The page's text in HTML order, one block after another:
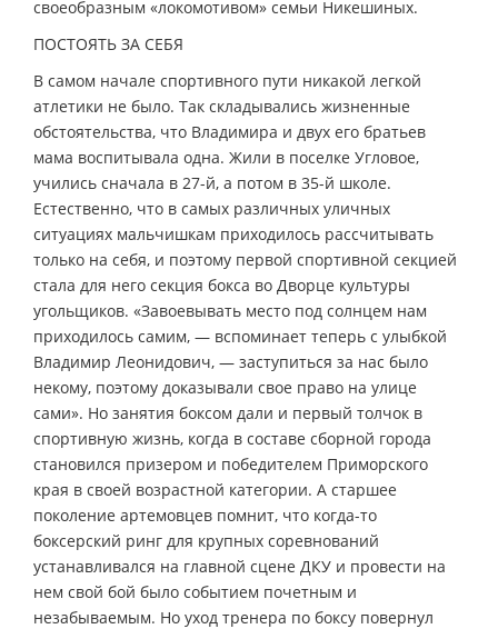
своеобразным «локомотивом» семьи Никешиных.
ПОСТОЯТЬ ЗА СЕБЯ
В самом начале спортивного пути никакой легкой
атлетики не было. Так складывались жизненные
обстоятельства, что Владимира и двух его братьев
мама воспитывала одна. Жили в поселке Угловое,
учились сначала в 27-й, а потом в 35-й школе.
Естественно, что в самых различных уличных
ситуациях мальчишкам приходилось рассчитывать
только на себя, и поэтому первой спортивной секцией
стала для него секция бокса во Дворце культуры
угольщиков. «Завоевывать место под солнцем нам
приходилось самим, — вспоминает теперь с улыбкой
Владимир Леонидович, — заступиться за нас было
некому, поэтому доказывали свое право на улице
сами». Но занятия боксом дали и первый толчок в
спортивную жизнь, когда в составе сборной города
становился призером и победителем Приморского
края в своей возрастной категории. А старшее
поколение артемовцев помнит, что когда-то
боксерский ринг для крупных соревнований
устанавливался на главной сцене ДКУ и провести на
нем свой бой было событием почетным и
незабываемым. Но уход тренера по боксу повернул